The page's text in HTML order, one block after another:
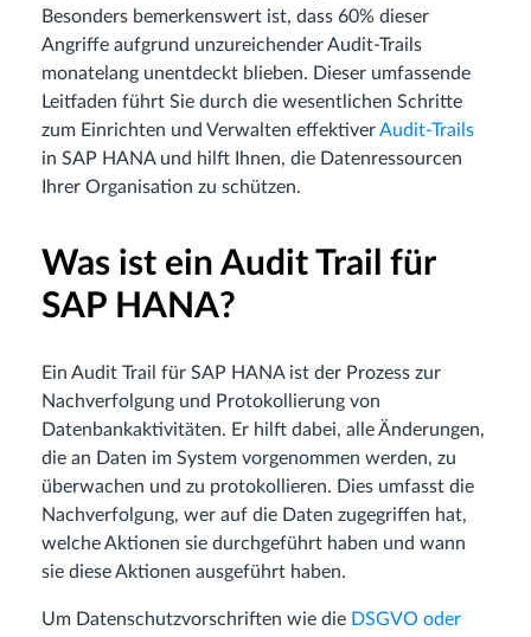
Besonders bemerkenswert ist, dass 60% dieser
Angriffe aufgrund unzureichender Audit-Trails
monatelang unentdeckt blieben. Dieser umfassende
Leitfaden führt Sie durch die wesentlichen Schritte
zum Einrichten und Verwalten effektiverAudit-Trails
in SAP HANA und hilft Ihnen, die Datenressourcen
Ihrer Organisation zu schützen.
Was ist ein Audit Trail für
SAP HANA?
Ein Audit Trail für SAP HANA ist der Prozess zur
Nachverfolgung und Protokollierung von
Datenbankaktivitäten. Er hilft dabei, alle Änderungen,
die an Daten im System vorgenommen werden, zu
überwachen und zu protokollieren. Dies umfasst die
Nachverfolgung, wer auf die Daten zugegriffen hat,
welche Aktionen sie durchgeführt haben und wann
sie diese Aktionen ausgeführt haben.
Um Datenschutzvorschriften wie die DSGVO oder